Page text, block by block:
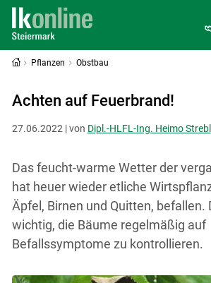
Pflanzen Obstbau
Achten auf Feuerbrand!
27.06.2022 | von Dipl.-HLFL-Ing. Heimo Strebl
Das feucht-warme Wetter der
hat heuer wieder etliche
Äpfel, Birnen und Quitten, befallen.
wichtig, die Bäume regelmäßig auf
Befallssymptome zu kontrollieren.